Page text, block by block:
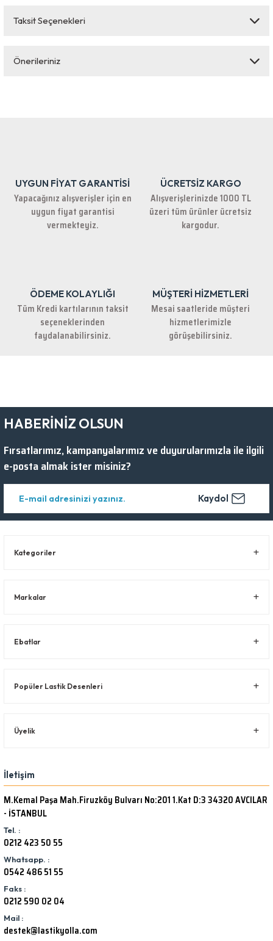
Bu ürüne ilk yorumu siz yapın!
Taksit Seçenekleri
Önerileriniz
Ürün bilgilerinde hatalar bulunuyor.
Ürün fiyatı diğer sitelerden daha pahalı.
Bu ürüne benzer farklı alternatifler olmalı.
UYGUN FİYAT GARANTİSİ
Yapacağınız alışverişler için en
uygun fiyat garantisi
vermekteyiz.
ÜCRETSİZ KARGO
Alışverişlerinizde 1000 TL
üzeri tüm ürünler ücretsiz
kargodur.
ÖDEME KOLAYLIĞI
Tüm Kredi kartılarının taksit
seçeneklerinden
faydalanabilirsiniz.
MÜŞTERİ HİZMETLERİ
Mesai saatleride müşteri
hizmetlerimizle
görüşebilirsiniz.
HABERİNİZ OLSUN
Fırsatlarımız, kampanyalarımız ve duyurularımızla ile ilgili
e-posta almak ister misiniz?
Kaydol
Kategoriler
Markalar
Ebatlar
Popüler Lastik Desenleri
Üyelik
İletişim
M.Kemal Paşa Mah.Firuzköy Bulvarı No:201 1.Kat D:3 34320 AVCILAR
- İSTANBUL
Tel. :
0212 423 50 55
Whatsapp. :
0542 486 51 55
Faks :
0212 590 02 04
Mail :
destek@lastikyolla.com